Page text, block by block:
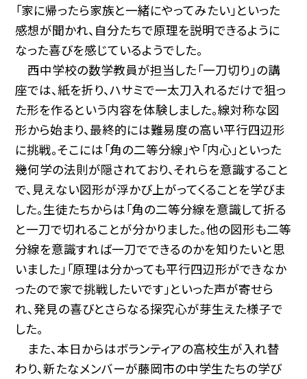
「家に帰ったら家族と一緒にやってみたい」といった
感想が聞かれ、自分たちで原理を説明できるように
なった喜びを感じているようでした。
西中学校の数学教員が担当した「一刀切り」の講
座では、紙を折り、ハサミで一太刀入れるだけで狙っ
た形を作るという内容を体験しました。線対称な図
形から始まり、最終的には難易度の高い平行四辺形
に挑戦。そこには「角の二等分線」や「内心」といった
幾何学の法則が隠されており、それらを意識すること
で、見えない図形が浮かび上がってくることを学びま
した。生徒たちからは「角の二等分線を意識して折る
と一刀で切れることが分かりました。他の図形も二等
分線を意識すれば一刀でできるのかを知りたいと思
いました」「原理は分かっても平行四辺形ができなか
ったので家で挑戦したいです」といった声が寄せら
れ、発見の喜びとさらなる探究心が芽生えた様子で
した。
また、本日からはボランティアの高校生が入れ替
わり、新たなメンバーが藤岡市の中学生たちの学び